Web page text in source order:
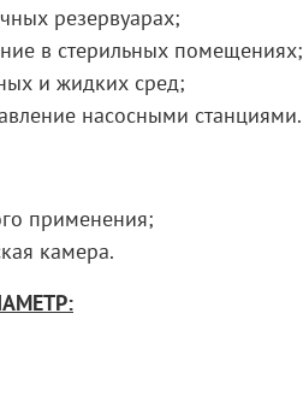
резервуарах;
в стерильных помещениях;
и жидких сред;
насосными станциями.
применения;
камера.